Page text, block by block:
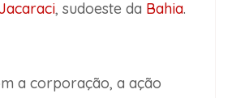
, sudoeste da Bahia.
a corporação, a ação